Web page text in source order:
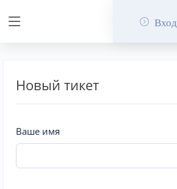
Вход
Новый тикет
Ваше имя